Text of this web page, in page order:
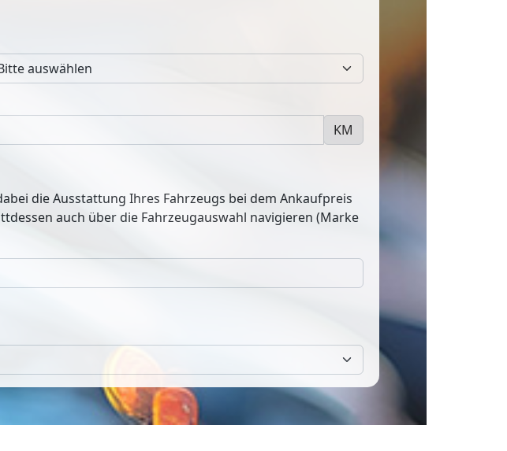
KM
die Ausstattung Ihres Fahrzeugs bei dem Ankaufpreis
auch über die Fahrzeugauswahl navigieren (Marke